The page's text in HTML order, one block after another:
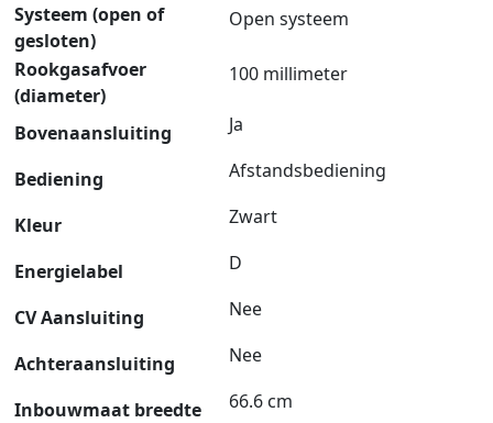
Systeem (open of
gesloten)
Open systeem
Rookgasafvoer
(diameter)
100 millimeter
Bovenaansluiting Ja
Bediening Afstandsbediening
Kleur Zwart
Energielabel D
CV Aansluiting Nee
Achteraansluiting Nee
Inbouwmaat breedte 66.6 cm